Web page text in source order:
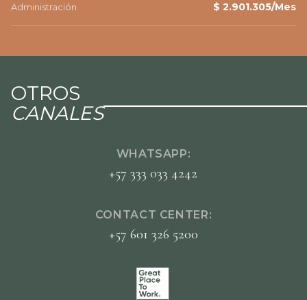
Administración $ 2.901.305/Mes
OTROS
CANALES
WHATSAPP:
+57 333 033 4242
CONTACT CENTER:
+57 601 326 5200